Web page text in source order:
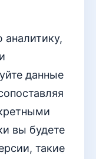
аналитику,
данные
вы будете
такие